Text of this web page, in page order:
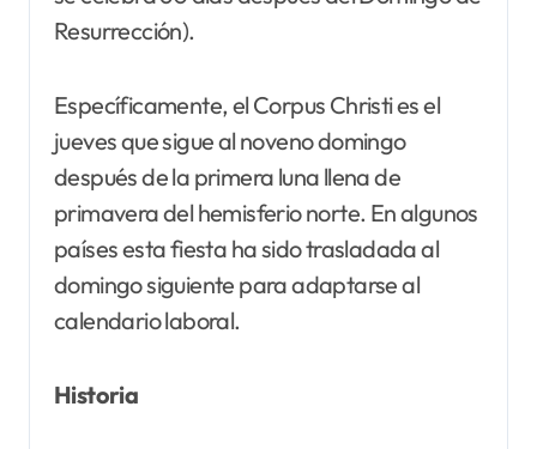
Resurrección).
Específicamente, el Corpus Christi es el
jueves que sigue al noveno domingo
después de la primera luna llena de
primavera del hemisferio norte. En algunos
países esta fiesta ha sido trasladada al
domingo siguiente para adaptarse al
calendario laboral.
Historia